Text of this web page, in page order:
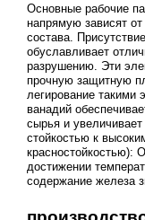
Основные рабочие
напрямую зависят от
состава.
обуславливает
разрушению. Эти
прочную защитную
легирование
ванадий
сырья и
стойкостью к
красностойкостью):
достижении
содержание железа